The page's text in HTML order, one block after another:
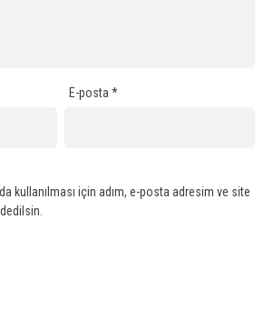
E-posta*
kullanılması için adım, e-posta adresim ve site